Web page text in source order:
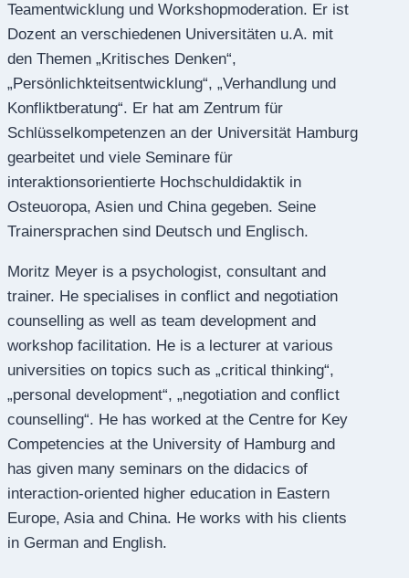
Teamentwicklung und Workshopmoderation. Er ist
Dozent an verschiedenen Universitäten u.A. mit
den Themen „Kritisches Denken“,
„Persönlichkteitsentwicklung“, „Verhandlung und
Konfliktberatung“. Er hat am Zentrum für
Schlüsselkompetenzen an der Universität Hamburg
gearbeitet und viele Seminare für
interaktionsorientierte Hochschuldidaktik in
Osteuoropa, Asien und China gegeben. Seine
Trainersprachen sind Deutsch und Englisch.
Moritz Meyer is a psychologist, consultant and
trainer. He specialises in conflict and negotiation
counselling as well as team development and
workshop facilitation. He is a lecturer at various
universities on topics such as „critical thinking“,
„personal development“, „negotiation and conflict
counselling“. He has worked at the Centre for Key
Competencies at the University of Hamburg and
has given many seminars on the didacics of
interaction-oriented higher education in Eastern
Europe, Asia and China. He works with his clients
in German and English.